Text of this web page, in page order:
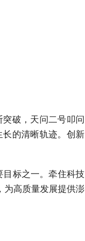
破，天问二号叩问
的清晰轨迹。创新
标之一。牵住科技
为高质量发展提供澎